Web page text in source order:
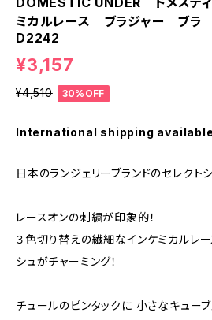
ミカルレース ブラジャー ブラ
D2242
¥3,157
¥4,510 30%OFF
International shipping available
日本のランジェリーブランドのセレクトシ
レースオンの刺繍が印象的！
３色切り替えの繊細なインケミカルレー
シュがチャーミング！
チュールのピンタックに 小さなキュー